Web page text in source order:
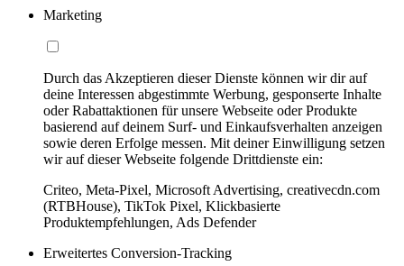
Marketing
Durch das Akzeptieren dieser Dienste können wir dir auf
deine Interessen abgestimmte Werbung, gesponserte Inhalte
oder Rabattaktionen für unsere Webseite oder Produkte
basierend auf deinem Surf- und Einkaufsverhalten anzeigen
sowie deren Erfolge messen. Mit deiner Einwilligung setzen
wir auf dieser Webseite folgende Drittdienste ein:
Criteo, Meta-Pixel, Microsoft Advertising, creativecdn.com
(RTBHouse), TikTok Pixel, Klickbasierte
Produktempfehlungen, Ads Defender
Erweitertes Conversion-Tracking